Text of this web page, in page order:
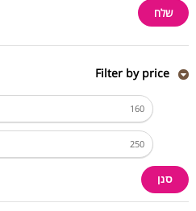
Filter by price
סנן